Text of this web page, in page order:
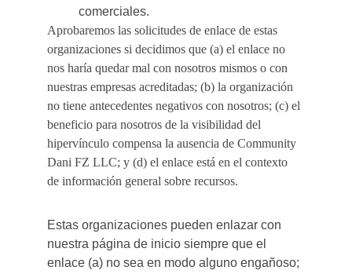
comerciales.
Aprobaremos las solicitudes de enlace de estas
organizaciones si decidimos que (a) el enlace no
nos haría quedar mal con nosotros mismos o con
nuestras empresas acreditadas; (b) la organización
no tiene antecedentes negativos con nosotros; (c) el
beneficio para nosotros de la visibilidad del
hipervínculo compensa la ausencia de Community
Dani FZ LLC; y (d) el enlace está en el contexto
de información general sobre recursos.
Estas organizaciones pueden enlazar con
nuestra página de inicio siempre que el
enlace (a) no sea en modo alguno engañoso;